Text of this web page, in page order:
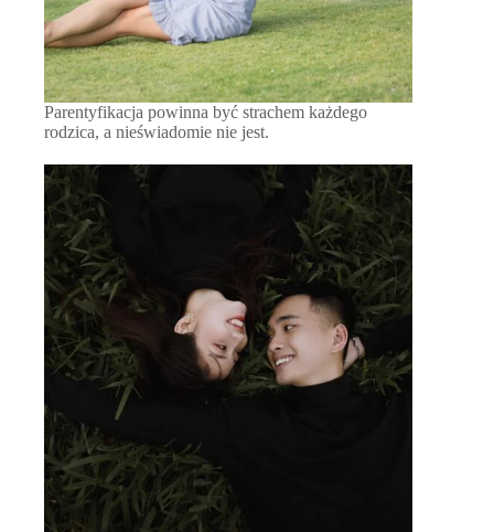
Parentyfikacja powinna być strachem każdego
rodzica, a nieświadomie nie jest.